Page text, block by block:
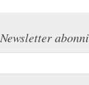
Newsletter